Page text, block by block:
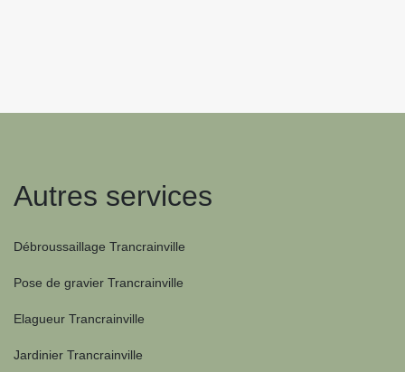
Autres services
Débroussaillage Trancrainville
Pose de gravier Trancrainville
Elagueur Trancrainville
Jardinier Trancrainville